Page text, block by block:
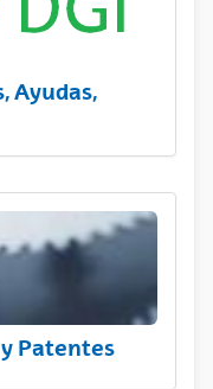
Ayudas,
Patentes